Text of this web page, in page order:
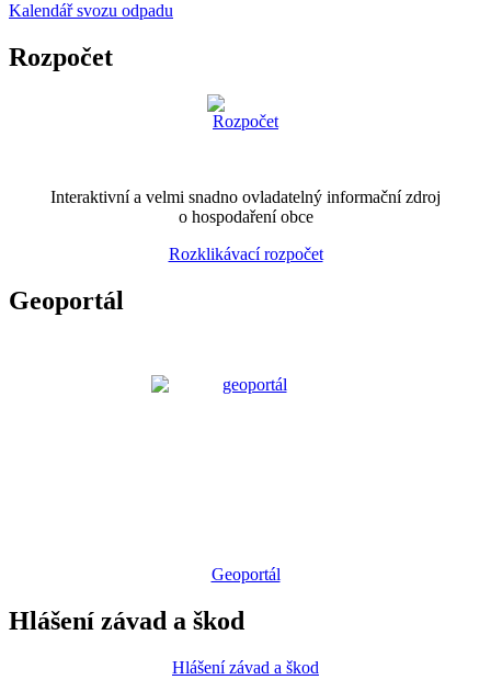
Kalendář svozu odpadu
Rozpočet
Interaktivní a velmi snadno ovladatelný informační zdroj
o hospodaření obce
Rozklikávací rozpočet
Geoportál
Geoportál
Hlášení závad a škod
Hlášení závad a škod